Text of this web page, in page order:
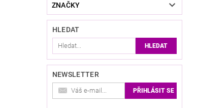
ZNAČKY
HLEDAT
NEWSLETTER